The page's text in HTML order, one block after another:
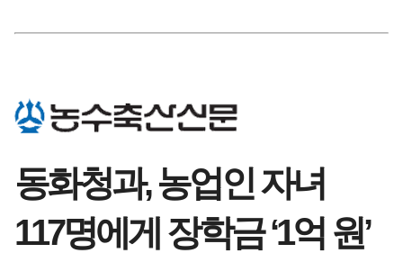
동화청과, 농업인 자녀
117명에게 장학금 ‘1억 원’